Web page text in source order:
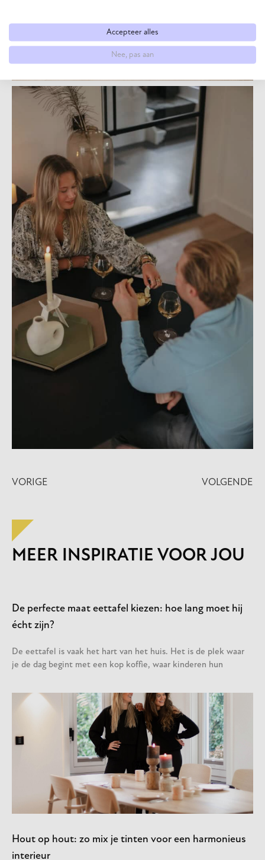
VORIGE VOLGENDE
MEER INSPIRATIE VOOR JOU
De perfecte maat eettafel kiezen: hoe lang moet hij
écht zijn?
De eettafel is vaak het hart van het huis. Het is de plek waar
je de dag begint met een kop koffie, waar kinderen hun
Hout op hout: zo mix je tinten voor een harmonieus
interieur
Accepteer alles
Nee, pas aan